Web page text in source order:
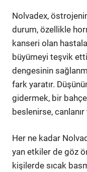
Nolvadex,
durum, özellikle
kanseri olan
büyümeyi teşvik
dengesinin
fark yaratır.
gidermek, bir
beslenirse,
Her ne kadar
yan etkiler de göz
kişilerde sıcak